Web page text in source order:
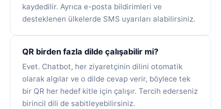
kaydedilir. Ayrıca e-posta bildirimleri ve
desteklenen ülkelerde SMS uyarıları alabilirsiniz.
QR birden fazla dilde çalışabilir mi?
Evet. Chatbot, her ziyaretçinin dilini otomatik
olarak algılar ve o dilde cevap verir, böylece tek
bir QR her hedef kitle için çalışır. Tercih ederseniz
birincil dili de sabitleyebilirsiniz.